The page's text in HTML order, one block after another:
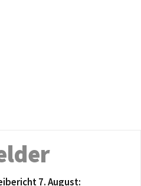
7. August: